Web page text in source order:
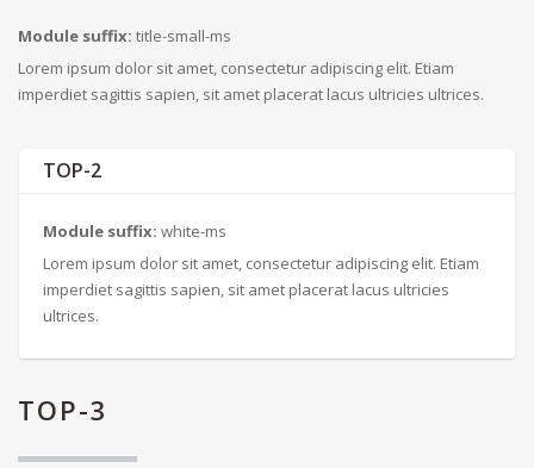
Module suffix: title-small-ms
Lorem ipsum dolor sit amet, consectetur adipiscing elit. Etiam
imperdiet sagittis sapien, sit amet placerat lacus ultricies ultrices.
TOP-2
Module suffix: white-ms
Lorem ipsum dolor sit amet, consectetur adipiscing elit. Etiam
imperdiet sagittis sapien, sit amet placerat lacus ultricies
ultrices.
TOP-3